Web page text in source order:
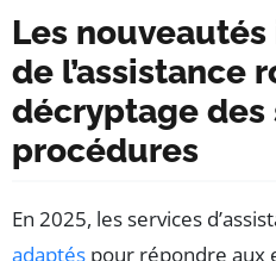
Les
de l’assistance
décryptage des
procédures
En 2025, les services
adaptés pour répondre aux